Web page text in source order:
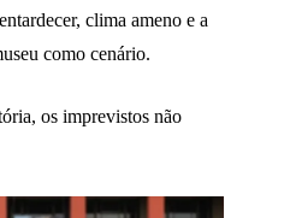
clima ameno e a
como cenário.
os imprevistos não